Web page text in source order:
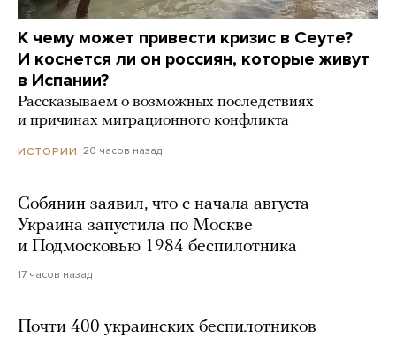
К чему может привести кризис в Сеуте?
И коснется ли он россиян, которые живут
в Испании?
Рассказываем о возможных последствиях
и причинах миграционного конфликта
ИСТОРИИ 20 часов назад
Собянин заявил, что с начала августа
Украина запустила по Москве
и Подмосковью 1984 беспилотника
17 часов назад
Почти 400 украинских беспилотников